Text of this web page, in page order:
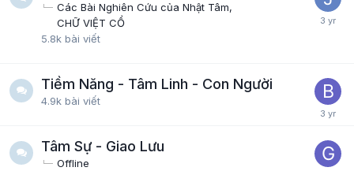
Các Bài Nghiên Cứu của Nhật Tâm
CHỮ VIỆT CỔ
5.8k bài viết
Tiềm Năng - Tâm Linh - Con Người
4.9k bài viết
Tâm Sự - Giao Lưu
Offline